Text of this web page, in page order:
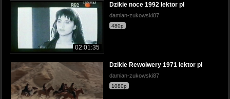
02:01:35
Dzikie noce 1992 lektor pl
damian-zukowski87
480p
Dzikie Rewolwery 1971 lektor pl
damian-zukowski87
1080p